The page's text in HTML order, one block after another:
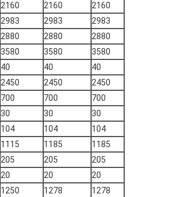
2160 2160
2160
2983 2983
2983
2880 2880
2880
3580 3580
3580
40 40
40
2450 2450
2450
700 700
700
30 30
30
104 104
104
1115 1185
1185
205 205
205
20 20
20
1250 1278
1278